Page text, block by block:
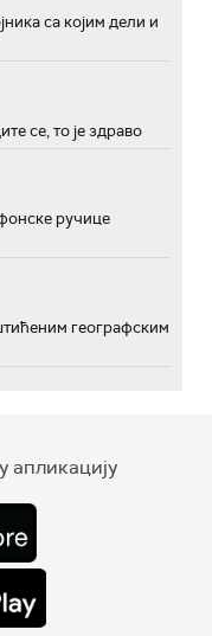
са којим дели и
се, то је здраво
ручице
географским